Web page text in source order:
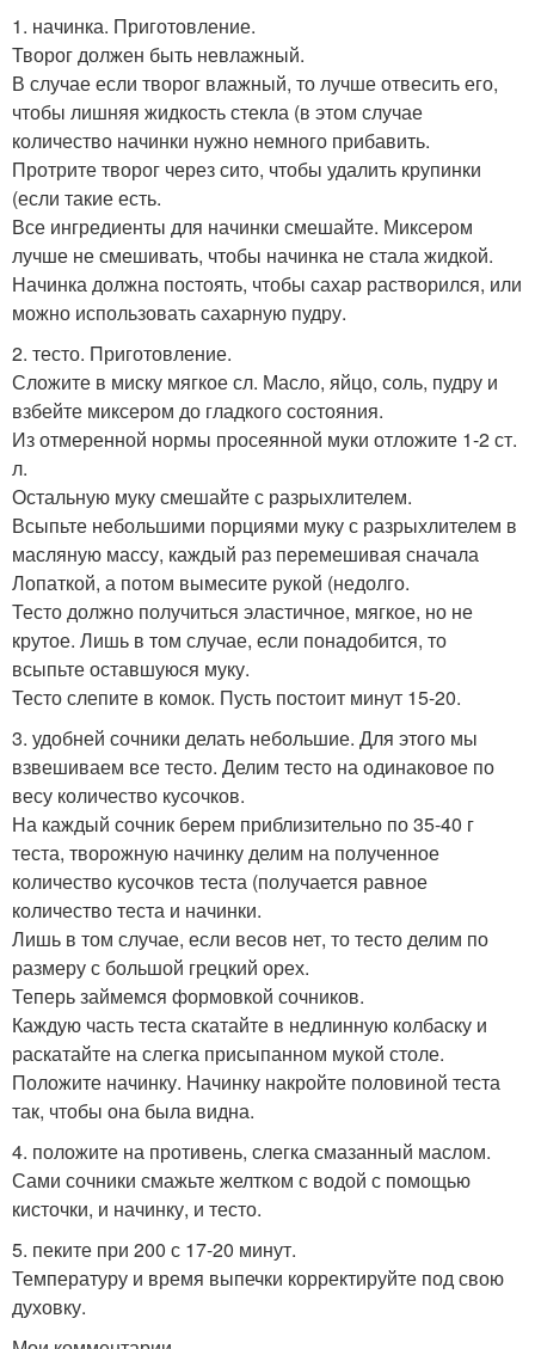
1. начинка. Приготовление.
Творог должен быть невлажный.
В случае если творог влажный, то лучше отвесить его,
чтобы лишняя жидкость стекла (в этом случае
количество начинки нужно немного прибавить.
Протрите творог через сито, чтобы удалить крупинки
(если такие есть.
Все ингредиенты для начинки смешайте. Миксером
лучше не смешивать, чтобы начинка не стала жидкой.
Начинка должна постоять, чтобы сахар растворился, или
можно использовать сахарную пудру.
2. тесто. Приготовление.
Сложите в миску мягкое сл. Масло, яйцо, соль, пудру и
взбейте миксером до гладкого состояния.
Из отмеренной нормы просеянной муки отложите 1-2 ст.
л.
Остальную муку смешайте с разрыхлителем.
Всыпьте небольшими порциями муку с разрыхлителем в
масляную массу, каждый раз перемешивая сначала
Лопаткой, а потом вымесите рукой (недолго.
Тесто должно получиться эластичное, мягкое, но не
крутое. Лишь в том случае, если понадобится, то
всыпьте оставшуюся муку.
Тесто слепите в комок. Пусть постоит минут 15-20.
3. удобней сочники делать небольшие. Для этого мы
взвешиваем все тесто. Делим тесто на одинаковое по
весу количество кусочков.
На каждый сочник берем приблизительно по 35-40 г
теста, творожную начинку делим на полученное
количество кусочков теста (получается равное
количество теста и начинки.
Лишь в том случае, если весов нет, то тесто делим по
размеру с большой грецкий орех.
Теперь займемся формовкой сочников.
Каждую часть теста скатайте в недлинную колбаску и
раскатайте на слегка присыпанном мукой столе.
Положите начинку. Начинку накройте половиной теста
так, чтобы она была видна.
4. положите на противень, слегка смазанный маслом.
Сами сочники смажьте желтком с водой с помощью
кисточки, и начинку, и тесто.
5. пеките при 200 с 17-20 минут.
Температуру и время выпечки корректируйте под свою
духовку.